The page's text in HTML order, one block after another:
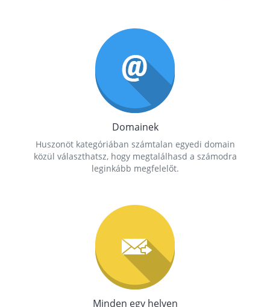
Domainek
Huszonöt kategóriában számtalan egyedi domain
közül választhatsz, hogy megtalálhasd a számodra
leginkább megfelelőt.
Minden egy helyen